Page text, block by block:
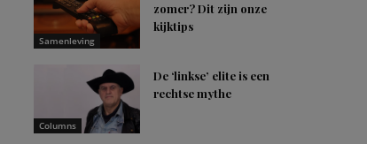
Samenleving
zomer? Dit zijn onze
kijktips
Columns
De ‘linkse’ elite is een
rechtse mythe